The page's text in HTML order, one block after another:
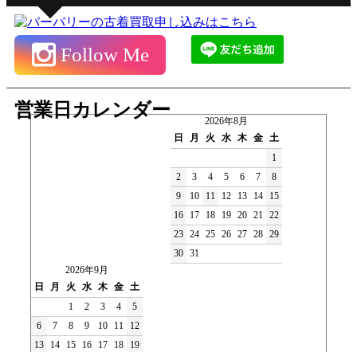
Follow Me
営業日カレンダー
2026年8月
日
月 火 水 木 金 土
1
2
3 4 5 6 7
8
9
10 11 12 13 14
15
16
17 18 19 20 21 22
23 24 25 26 27 28 29
30 31
2026年9月
日
月 火 水 木 金 土
1
2 3 4
5
6
7 8 9 10 11
12
13
14 15 16 17 18
19